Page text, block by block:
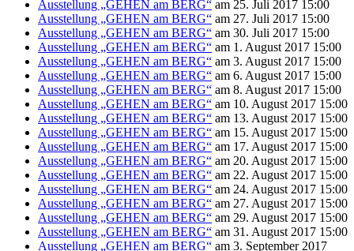
Ausstellung „GEHEN am BERG“ am 25. Juli 2017 15:00
Ausstellung „GEHEN am BERG“ am 27. Juli 2017 15:00
Ausstellung „GEHEN am BERG“ am 30. Juli 2017 15:00
Ausstellung „GEHEN am BERG“ am 1. August 2017 15:00
Ausstellung „GEHEN am BERG“ am 3. August 2017 15:00
Ausstellung „GEHEN am BERG“ am 6. August 2017 15:00
Ausstellung „GEHEN am BERG“ am 8. August 2017 15:00
Ausstellung „GEHEN am BERG“ am 10. August 2017 15:00
Ausstellung „GEHEN am BERG“ am 13. August 2017 15:00
Ausstellung „GEHEN am BERG“ am 15. August 2017 15:00
Ausstellung „GEHEN am BERG“ am 17. August 2017 15:00
Ausstellung „GEHEN am BERG“ am 20. August 2017 15:00
Ausstellung „GEHEN am BERG“ am 22. August 2017 15:00
Ausstellung „GEHEN am BERG“ am 24. August 2017 15:00
Ausstellung „GEHEN am BERG“ am 27. August 2017 15:00
Ausstellung „GEHEN am BERG“ am 29. August 2017 15:00
Ausstellung „GEHEN am BERG“ am 31. August 2017 15:00
Ausstellung „GEHEN am BERG“ am 3. September 2017